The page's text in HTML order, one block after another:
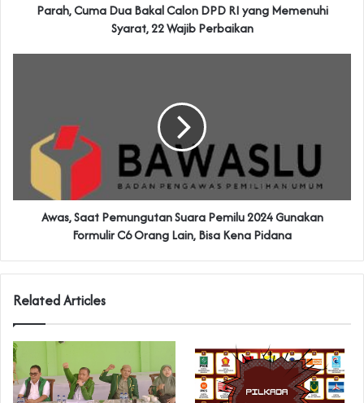
Parah, Cuma Dua Bakal Calon DPD RI yang Memenuhi
Syarat, 22 Wajib Perbaikan
Awas, Saat Pemungutan Suara Pemilu 2024 Gunakan
Formulir C6 Orang Lain, Bisa Kena Pidana
Related Articles